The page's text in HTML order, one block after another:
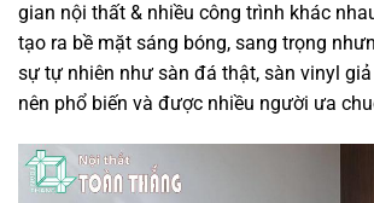
gian nội thất & nhiều công trình khác
tạo ra bề mặt sáng bóng, sang trọng
sự tự nhiên như sàn đá thật, sàn vinyl
nên phổ biến và được nhiều người ưa